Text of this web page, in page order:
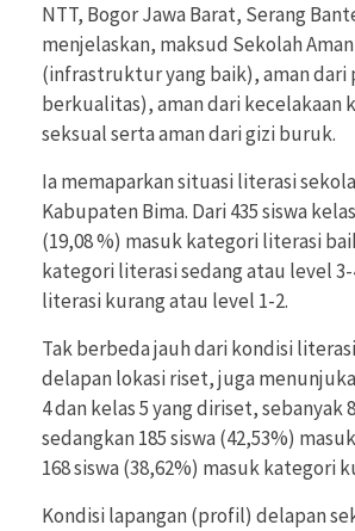
NTT, Bogor Jawa Barat, Serang
menjelaskan, maksud Sekolah
(infrastruktur yang baik), aman
berkualitas), aman dari kecelakaan
seksual serta aman dari gizi buruk.
Ia memaparkan situasi literasi
Kabupaten Bima. Dari 435 siswa
(19,08 %) masuk kategori literasi
kategori literasi sedang atau level 3-
literasi kurang atau level 1-2.
Tak berbeda jauh dari kondisi
delapan lokasi riset, juga
4 dan kelas 5 yang diriset,
sedangkan 185 siswa (42,53%)
168 siswa (38,62%) masuk kategori
Kondisi lapangan (profil) delapan